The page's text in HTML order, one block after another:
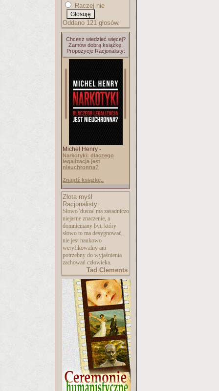
Raczej nie
Oddano 121 głosów.
Chcesz wiedzieć więcej?
Zamów dobrą książkę.
Propozycje Racjonalisty:
Michel Henry -
Narkotyki: dlaczego
legalizacja jest
nieuchronna?
Znajdź książkę..
Złota myśl
Racjonalisty:
Słowo 'dusza' ma zasadniczo
niejasne znaczenie, a
domniemany byt, który
słowo to ma desygnować,
nie jest naukowo
weryfikowalny ani
potrzebny do wyjaśnienia
zachowań człowieka.
Tad Clements